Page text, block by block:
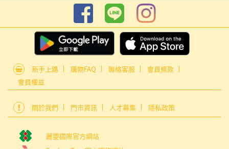
新手上路 購物FAQ 聯絡客服
會員條款
會員權益
關於我們 門市資訊 人才募集 隱私政策
麗嬰國際官方網站